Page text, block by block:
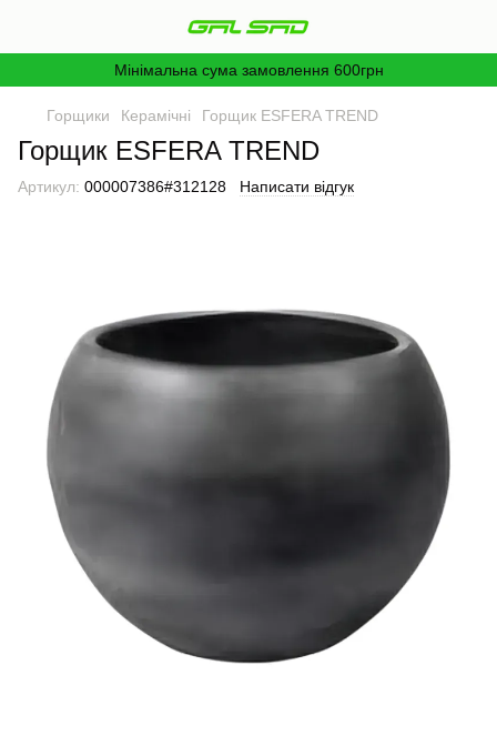
Мінімальна сума замовлення 600грн
Горщики Керамічні Горщик ESFERA TREND
Горщик ESFERA TREND
Артикул: 000007386#312128 Написати відгук